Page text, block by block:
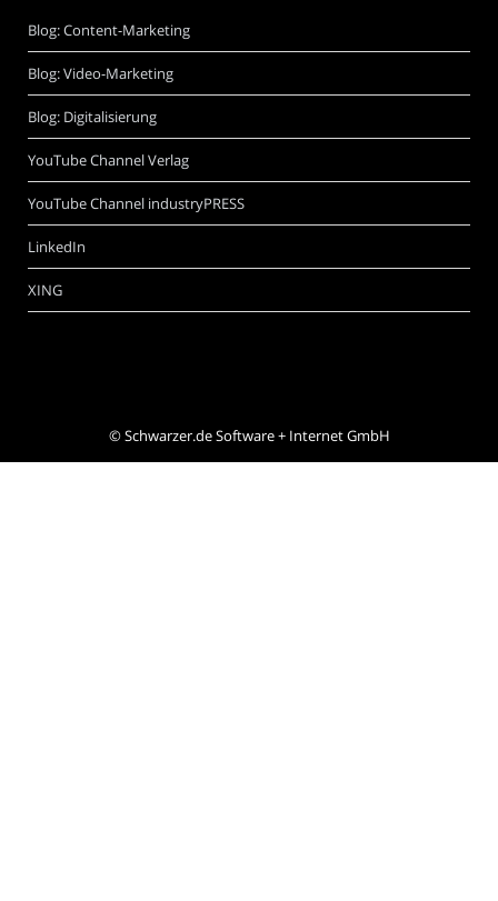
Blog: Content-Marketing
Blog: Video-Marketing
Blog: Digitalisierung
YouTube Channel Verlag
YouTube Channel industryPRESS
LinkedIn
XING
©Schwarzer.de Software + Internet GmbH